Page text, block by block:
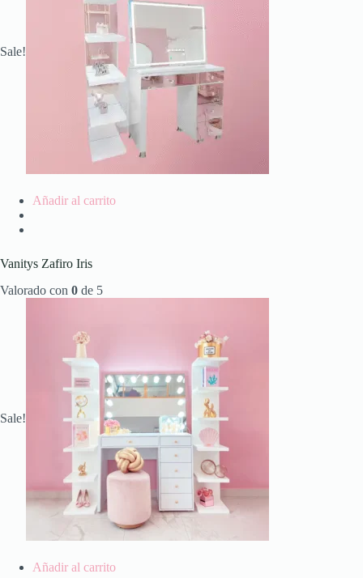
Sale!
Añadir al carrito
Vanitys Zafiro Iris
Valorado con 0 de 5
Sale!
Añadir al carrito